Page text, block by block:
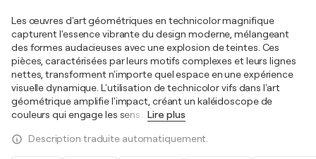
Les œuvres d'art géométriques en technicolor magnifique
capturent l'essence vibrante du design moderne, mélangeant
des formes audacieuses avec une explosion de teintes. Ces
pièces, caractérisées par leurs motifs complexes et leurs lignes
nettes, transforment n'importe quel espace en une expérience
visuelle dynamique. L'utilisation de technicolor vifs dans l'art
géométrique amplifie l'impact, créant un kaléidoscope de
couleurs qui engage les sens
Lire plus
Description traduite automatiquement.